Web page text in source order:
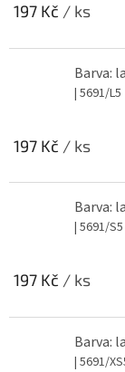
197 Kč / ks
Barva:
| 5691/L5
197 Kč / ks
Barva:
| 5691/S5
197 Kč / ks
Barva:
| 5691/